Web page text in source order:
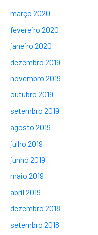
março 2020
fevereiro 2020
janeiro 2020
dezembro 2019
novembro 2019
outubro 2019
setembro 2019
agosto 2019
julho 2019
junho 2019
maio 2019
abril 2019
dezembro 2018
setembro 2018